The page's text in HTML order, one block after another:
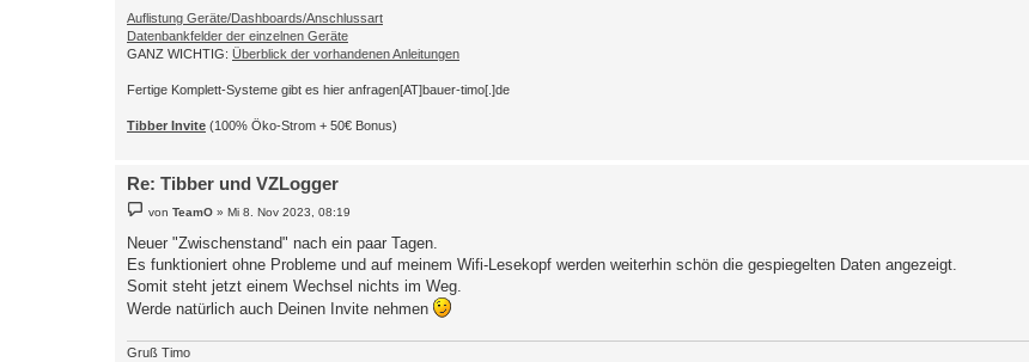
Auflistung Geräte/Dashboards/Anschlussart
Datenbankfelder der einzelnen Geräte
GANZ WICHTIG: Überblick der vorhandenen Anleitungen
Fertige Komplett-Systeme gibt es hier anfragen[AT]bauer-timo[.]de
Tibber Invite (100% Öko-Strom + 50€ Bonus)
Re: Tibber und VZLogger
e
t
r
g
vonTeamO »Mi 8. Nov 2023, 08:19
Neuer "Zwischenstand" nach ein paar Tagen.
Es funktioniert ohne Probleme und auf meinem Wifi-Lesekopf werden weiterhin schön die gespiegelten Daten angezeigt.
Somit steht jetzt einem Wechsel nichts im Weg.
Werde natürlich auch Deinen Invite nehmen
Gruß Timo